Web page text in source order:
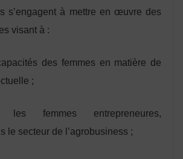
s’engagent à mettre en œuvre des
visant à :
des femmes en matière de
;
les femmes entrepreneures,
le secteur de l’agrobusiness ;